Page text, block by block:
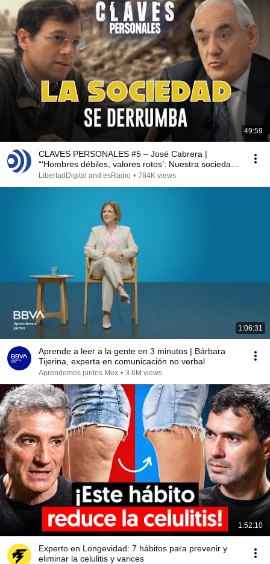
49:59
CLAVES PERSONALES #5 – José Cabrera |
“‘Hombres débiles, valores rotos’: Nuestra sociedad
colapsa”
LibertadDigital and esRadio • 784K views
1:06:31
Aprende a leer a la gente en 3 minutos | Bárbara
Tijerina, experta en comunicación no verbal
Aprendemos juntos Mex • 3.6M views
1:52:10
Experto en Longevidad: 7 hábitos para prevenir y
eliminar la celulitis y varices